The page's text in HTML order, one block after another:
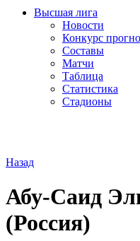
Высшая лига
Новости
Конкурс
Составы
Матчи
Таблица
Статистика
Стадионы
Назад
Абу-Саид
(Россия)